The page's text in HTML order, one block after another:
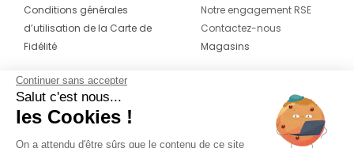
Conditions générales
d’utilisation de la Carte de
Fidélité
Notre engagement RSE
Contactez-nous
Magasins
CONTACT
04 42 20 78 42
Du lundi au jeudi de 8h30 à 16h30 & le
Continuer sans accepter
Salut c'est nous...
les Cookies !
On a attendu d'être sûrs que le contenu de ce site